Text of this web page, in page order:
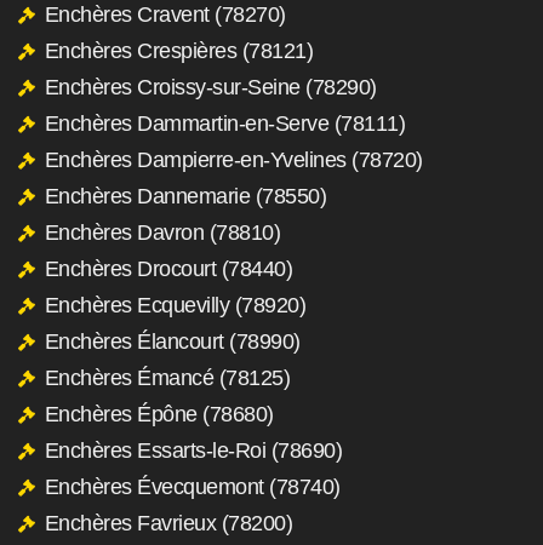
Enchères Cravent (78270)
Enchères Crespières (78121)
Enchères Croissy-sur-Seine (78290)
Enchères Dammartin-en-Serve (78111)
Enchères Dampierre-en-Yvelines (78720)
Enchères Dannemarie (78550)
Enchères Davron (78810)
Enchères Drocourt (78440)
Enchères Ecquevilly (78920)
Enchères Élancourt (78990)
Enchères Émancé (78125)
Enchères Épône (78680)
Enchères Essarts-le-Roi (78690)
Enchères Évecquemont (78740)
Enchères Favrieux (78200)